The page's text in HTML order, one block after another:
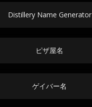
Distillery Name Generator
ピザ屋名
ゲイバー名